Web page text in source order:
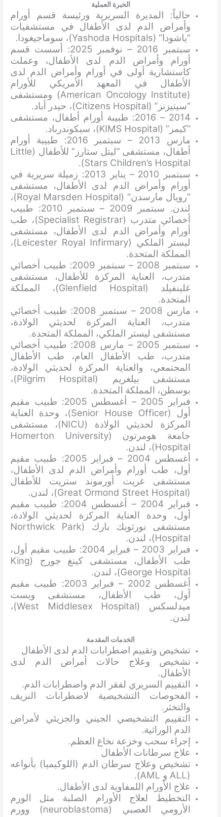
الخبرة العملية
حالياً: المديرة السريرية ورئيسة قسم أورام
وأمراض الدم لدى الأطفال في مستشفيات
“ياشودا” (Yashoda Hospitals)، سوماجيغودا.
سبتمبر 2016 – نوفمبر 2025: أسست قسم
أورام وأمراض الدم لدى الأطفال، وعملت
كاستشارية أولى في أورام وأمراض الدم لدى
الأطفال في المعهد الأمريكي للأورام
(American Oncology Institute) ومستشفى
“سيتيزنز” (Citizens Hospital)، حيدر أباد.
2014 – 2016: طبيبة أورام أطفال، مستشفى
“كيمز” (KIMS Hospital)، سيكوندرباد.
مارس 2013 – سبتمبر 2016: طبيبة أورام
أطفال، مستشفى “ليتل ستارز” للأطفال (Little
Stars Children’s Hospital).
سبتمبر 2010 – يناير 2013: زميلة سريرية في
أورام وأمراض الدم لدى الأطفال، مستشفى
“رويال مارسدن” (Royal Marsden Hospital)،
لندن. سبتمبر 2009 – سبتمبر 2010: طبيب
أخصائي متدرب (Specialist Registrar)، طب
أورام وأمراض الدم لدى الأطفال، مستشفى
ليستر الملكي (Leicester Royal Infirmary)،
المملكة المتحدة.
سبتمبر 2008 – سبتمبر 2009: طبيب أخصائي
متدرب، العناية المركزة للأطفال، مستشفى
غلينفيلد (Glenfield Hospital)، المملكة
المتحدة.
مارس 2008 – سبتمبر 2008: طبيب أخصائي
متدرب، العناية المركزة لحديثي الولادة،
مستشفى ليستر الملكي، المملكة المتحدة.
سبتمبر 2005 – مارس 2008: طبيب أخصائي
متدرب، طب الأطفال العام، طب الأطفال
المجتمعي، والعناية المركزة لحديثي الولادة،
مستشفى بيلغريم (Pilgrim Hospital)،
بوسطن، المملكة المتحدة.
فبراير 2005 – أغسطس 2005: طبيب مقيم
أول (Senior House Officer)، وحدة العناية
المركزة لحديثي الولادة (NICU)، مستشفى
جامعة هومرتون (Homerton University
Hospital)، لندن.
أغسطس 2004 – فبراير 2005: طبيب مقيم
أول، طب أورام وأمراض الدم لدى الأطفال،
مستشفى غريت أورموند ستريت للأطفال
(Great Ormond Street Hospital)، لندن.
فبراير 2004 – أغسطس 2004: طبيب مقيم
أول، وحدة العناية المركزة لحديثي الولادة،
مستشفى نورثويك بارك (Northwick Park
Hospital)، لندن.
فبراير 2003 – فبراير 2004: طبيب مقيم أول،
طب الأطفال، مستشفى كينغ جورج (King
George Hospital)، لندن.
أغسطس 2002 – فبراير 2003: طبيب مقيم
أول، طب الأطفال، مستشفى ويست
ميدلسكس (West Middlesex Hospital)،
لندن.
الخدمات المقدمة
تشخيص وتقييم اضطرابات الدم لدى الأطفال
تشخيص وعلاج حالات أمراض الدم لدى
الأطفال.
التقييم السريري لفقر الدم واضطرابات الدم.
الفحوصات التشخيصية لاضطرابات النزيف
والتخثر.
التقييم التشخيصي الجيني والجزيئي لأمراض
الدم الوراثية.
إجراء سحب وخزعة نخاع العظم.
علاج سرطانات الأطفال
تشخيص وعلاج سرطان الدم (اللوكيميا) بأنواعه
(ALL و AML).
علاج الأورام اللمفاوية لدى الأطفال.
التخطيط لعلاج الأورام الصلبة مثل الورم
الأرومي العصبي (neuroblastoma) وورم